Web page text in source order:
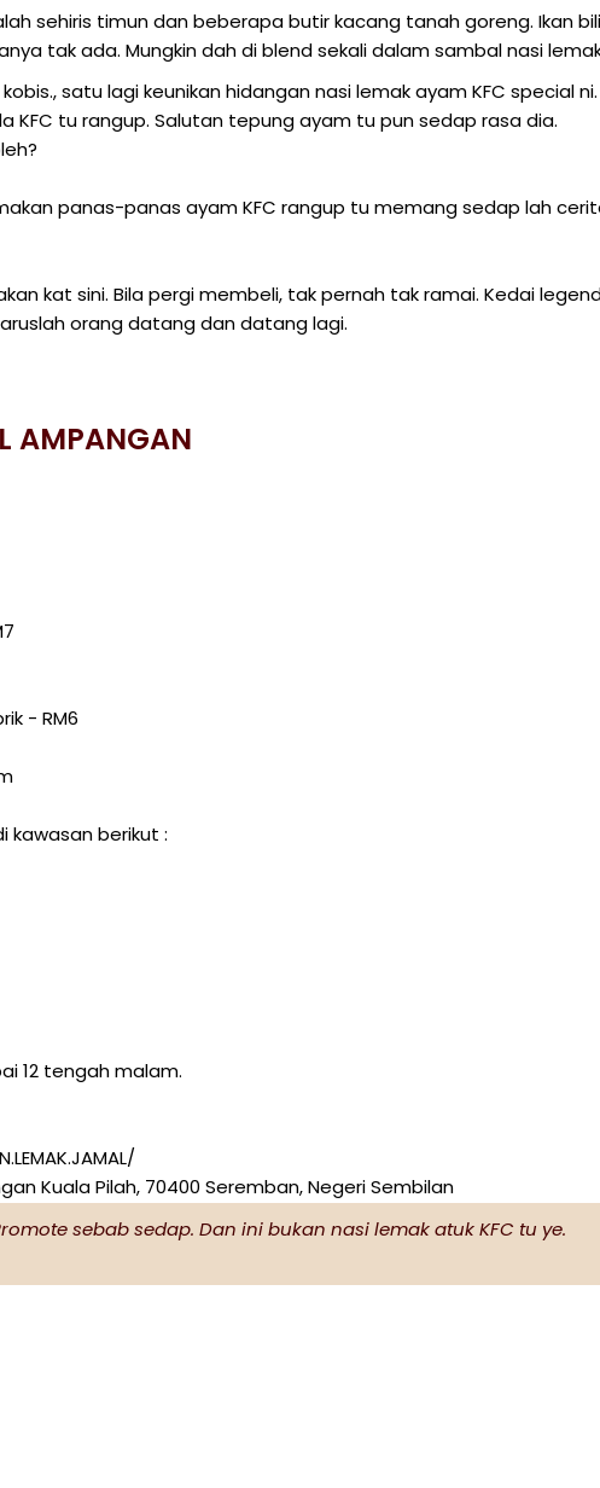
sehiris timun dan beberapa butir kacang tanah goreng. Ikan
tak ada. Mungkin dah di blend sekali dalam sambal nasi
satu lagi keunikan hidangan nasi lemak ayam KFC special ni.
KFC tu rangup. Salutan tepung ayam tu pun sedap rasa dia.
panas-panas ayam KFC rangup tu memang sedap lah
kat sini. Bila pergi membeli, tak pernah tak ramai. Kedai
orang datang dan datang lagi.
AMPANGAN
- RM6
kawasan berikut :
12 tengah malam.
Kuala Pilah, 70400 Seremban, Negeri Sembilan
sebab sedap. Dan ini bukan nasi lemak atuk KFC tu ye.